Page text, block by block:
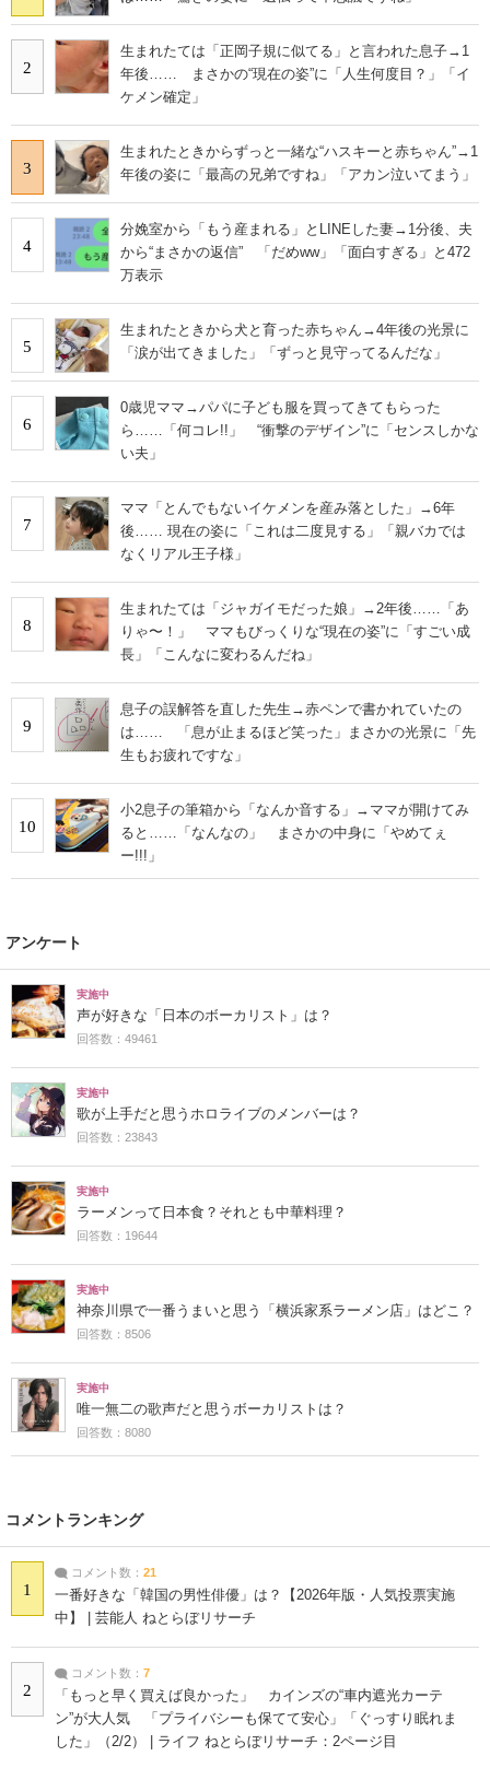
2
生まれたては「正岡子規に似てる」と言われた息子→1
年後…… まさかの“現在の姿”に「人生何度目？」「イ
ケメン確定」
3
生まれたときからずっと一緒な“ハスキーと赤ちゃん”→1
年後の姿に「最高の兄弟ですね」「アカン泣いてまう」
4
分娩室から「もう産まれる」とLINEした妻→1分後、夫
から“まさかの返信” 「だめww」「面白すぎる」と472
万表示
5
生まれたときから犬と育った赤ちゃん→4年後の光景に
「涙が出てきました」「ずっと見守ってるんだな」
6
0歳児ママ→パパに子ども服を買ってきてもらった
ら……「何コレ!!」 “衝撃のデザイン”に「センスしかな
い夫」
7
ママ「とんでもないイケメンを産み落とした」→6年
後…… 現在の姿に「これは二度見する」「親バカでは
なくリアル王子様」
8
生まれたては「ジャガイモだった娘」→2年後……「あ
りゃ〜！」 ママもびっくりな“現在の姿”に「すごい成
長」「こんなに変わるんだね」
9
息子の誤解答を直した先生→赤ペンで書かれていたの
は…… 「息が止まるほど笑った」まさかの光景に「先
生もお疲れですな」
10
小2息子の筆箱から「なんか音する」→ママが開けてみ
ると……「なんなの」 まさかの中身に「やめてぇ
ー!!!」
アンケート
実施中
声が好きな「日本のボーカリスト」は？
回答数：49461
実施中
歌が上手だと思うホロライブのメンバーは？
回答数：23843
実施中
ラーメンって日本食？それとも中華料理？
回答数：19644
実施中
神奈川県で一番うまいと思う「横浜家系ラーメン店」はどこ？
回答数：8506
実施中
唯一無二の歌声だと思うボーカリストは？
回答数：8080
コメントランキング
1
コメント数： 21
一番好きな「韓国の男性俳優」は？【2026年版・人気投票実施
中】 | 芸能人 ねとらぼリサーチ
2
コメント数： 7
「もっと早く買えば良かった」 カインズの“車内遮光カーテ
ン”が大人気 「プライバシーも保てて安心」「ぐっすり眠れま
した」（2/2） | ライフ ねとらぼリサーチ：2ページ目